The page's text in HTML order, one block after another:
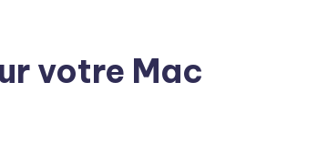
votre Mac